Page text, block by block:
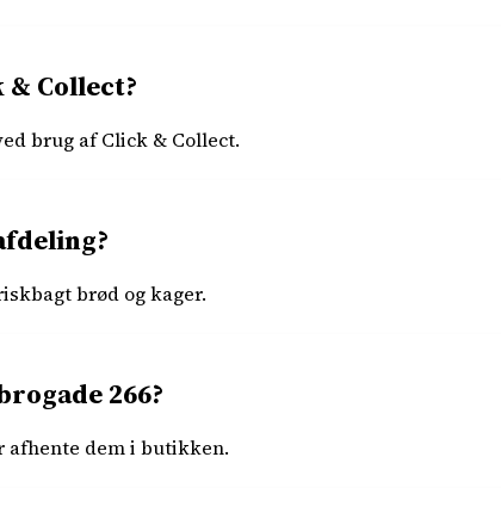
Collect?
brug af Click & Collect.
brød og kager.
266?
afhente dem i butikken.